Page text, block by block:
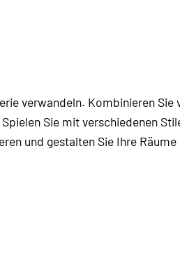
verwandeln. Kombinieren Sie
Sie mit verschiedenen
und gestalten Sie Ihre Räume